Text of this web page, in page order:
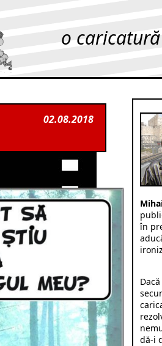
o
02.08.2018
în
dă-i